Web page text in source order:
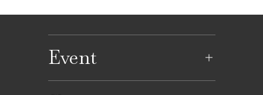
Event